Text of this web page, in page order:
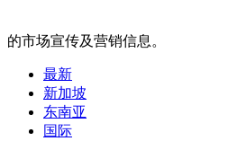
的市场宣传及营销信息。
最新
新加坡
东南亚
国际